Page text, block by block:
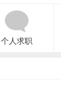
个人求职